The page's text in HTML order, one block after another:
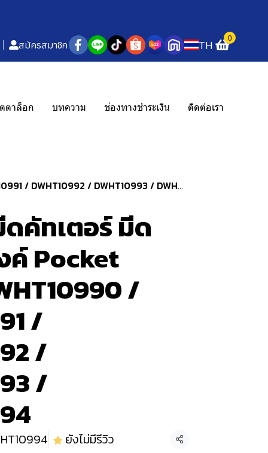
สมัครสมาชิก TH 0
ตาล็อก บทความ ช่องทางชำระเงิน ติดต่อเรา
DWHT10992 / DWHT10993 / DWHT10994
ดคัทเตอร์ มีด
ค์ Pocket
/
/
/
/
ยังไม่มีรีวิว แชร์